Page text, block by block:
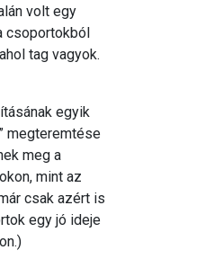
volt egy
csoportokból
tag vagyok.
egyik
megteremtése
meg a
mint az
csak azért is
egy jó ideje